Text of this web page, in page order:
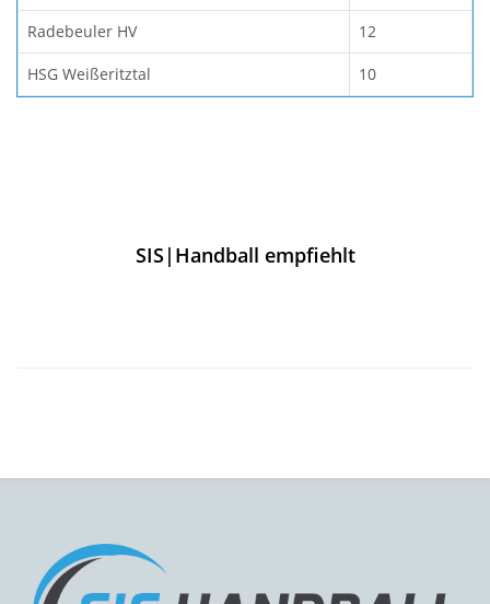
Radebeuler HV 12
HSG Weißeritztal 10
SIS|Handball empfiehlt